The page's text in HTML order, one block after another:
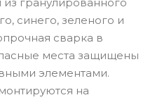
синего, зеленого и
сварка в
места защищены
элементами.
на